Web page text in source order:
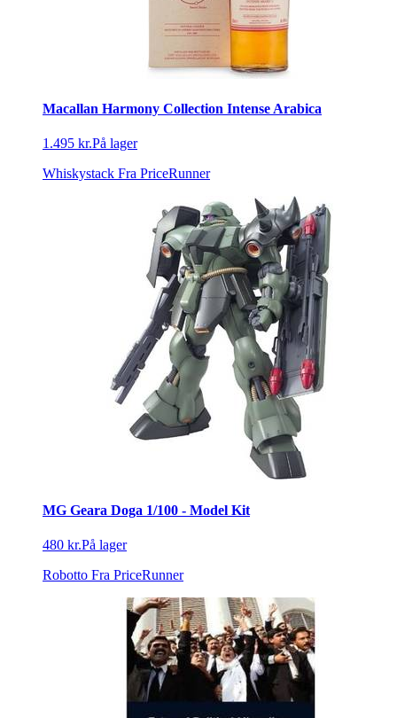
Macallan Harmony Collection Intense Arabica
1.495 kr.På lager
Whiskystack Fra PriceRunner
MG Geara Doga 1/100 - Model Kit
480 kr.På lager
Robotto Fra PriceRunner